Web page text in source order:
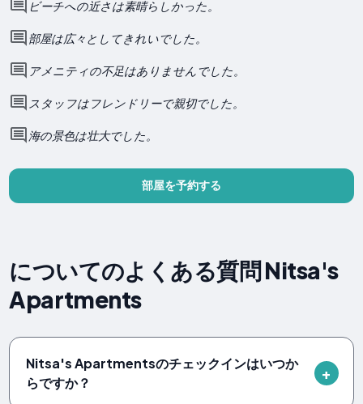
ビーチへの近さは素晴らしかった。
部屋は広々としてきれいでした。
アメニティの不足はありませんでした。
スタッフはフレンドリーで親切でした。
海の景色は壮大でした。
部屋を予約する
についてのよくある質問 Nitsa's
Apartments
Nitsa's Apartmentsのチェックインはいつか
らですか？